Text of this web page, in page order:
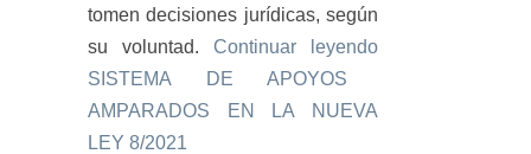
tomen decisiones jurídicas, según
su voluntad. Continuar leyendo
SISTEMA DE APOYOS
AMPARADOS EN LA NUEVA
LEY 8/2021